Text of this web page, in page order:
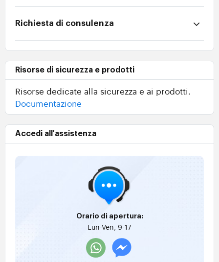
Richiesta di consulenza
Risorse di sicurezza e prodotti
Risorse dedicate alla sicurezza e ai prodotti.
Documentazione
Accedi all'assistenza
Orario di apertura:
Lun-Ven, 9-17